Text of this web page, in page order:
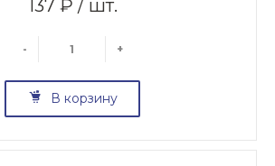
137 ₽ / шт.
- +
В корзину